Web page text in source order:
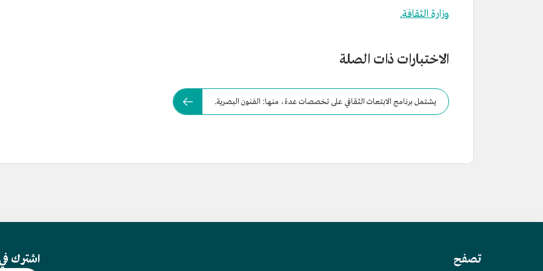
وزارة الثقافة.
الاختبارات ذات الصلة
يشتمل برنامج الابتعاث الثقافي على تخصصات عدة، منها: الفنون البصرية.
تصفح اشترك